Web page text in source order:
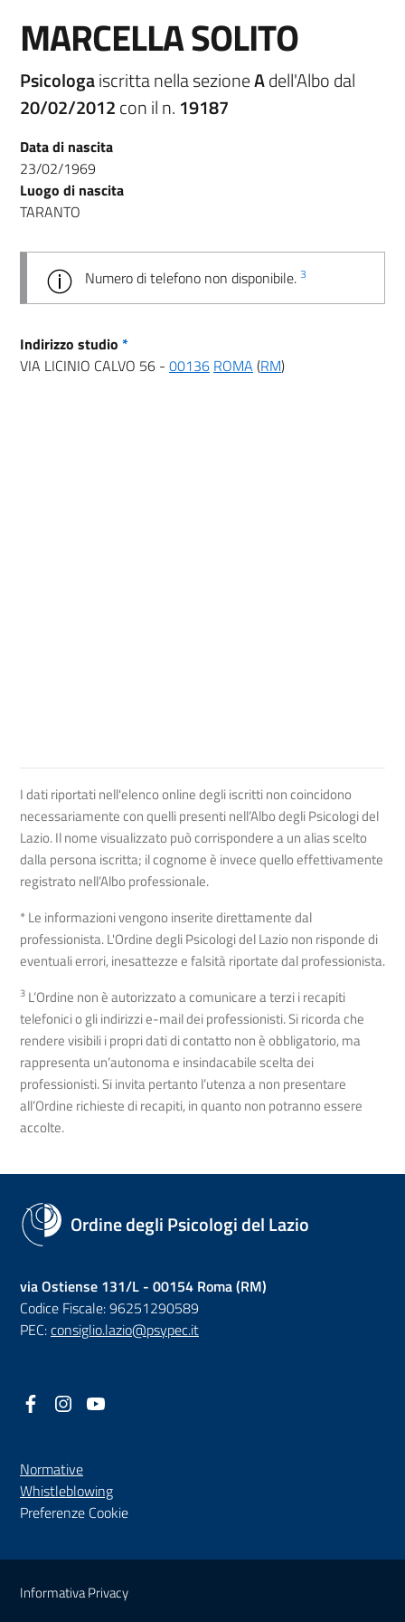
MARCELLA SOLITO
Psicologaiscritta nella sezioneAdell'Albo dal
20/02/2012con il n. 19187
Data di nascita
23/02/1969
Luogo di nascita
TARANTO
Numero di telefono non disponibile. 3
Indirizzo studio *
VIA LICINIO CALVO 56 - 00136 ROMA (RM)
I dati riportati nell'elenco online degli iscritti non coincidono
necessariamente con quelli presenti nell’Albo degli Psicologi del
Lazio. Il nome visualizzato può corrispondere a un alias scelto
dalla persona iscritta; il cognome è invece quello effettivamente
registrato nell’Albo professionale.
* Le informazioni vengono inserite direttamente dal
professionista. L'Ordine degli Psicologi del Lazio non risponde di
eventuali errori, inesattezze e falsità riportate dal professionista.
3 L’Ordine non è autorizzato a comunicare a terzi i recapiti
telefonici o gli indirizzi e-mail dei professionisti. Si ricorda che
rendere visibili i propri dati di contatto non è obbligatorio, ma
rappresenta un’autonoma e insindacabile scelta dei
professionisti. Si invita pertanto l’utenza a non presentare
all’Ordine richieste di recapiti, in quanto non potranno essere
accolte.
Ordine degli Psicologi del Lazio
via Ostiense 131/L - 00154 Roma (RM)
Codice Fiscale: 96251290589
PEC:consiglio.lazio@psypec.it
Facebook
(nuova scheda - new tab)
Instagram
(nuova scheda - new tab)
Normative
Whistleblowing(nuova scheda - new tab)
Preferenze Cookie
Sezione Link Utili
Informativa Privacy